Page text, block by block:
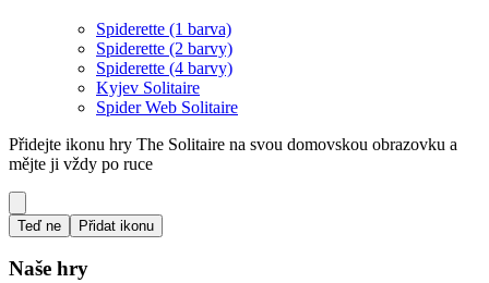
Spiderette (1 barva)
Spiderette (2 barvy)
Spiderette (4 barvy)
Kyjev Solitaire
Spider Web Solitaire
Přidejte ikonu hry The Solitaire na svou domovskou obrazovku a
mějte ji vždy po ruce
Teď ne Přidat ikonu
Naše hry